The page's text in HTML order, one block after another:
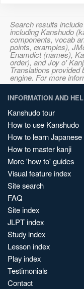
Search results
including Kanshudo
components, vocab
points, examples),
Enamdict (names),
order), and Joy o'
Translations provided
engine. For more
INFORMATION AND
Kanshudo tour
How to use Kanshudo
How to learn Japanese
How to master kanji
More 'how to' guides
Visual feature index
Site search
FAQ
Site index
JLPT index
Study index
Lesson index
Play index
Testimonials
Contact